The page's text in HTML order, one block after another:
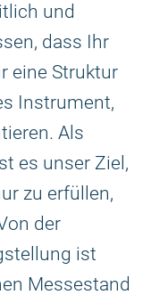
und
dass Ihr
eine Struktur
Instrument,
Als
es unser Ziel,
zu erfüllen,
der
ist
Messestand